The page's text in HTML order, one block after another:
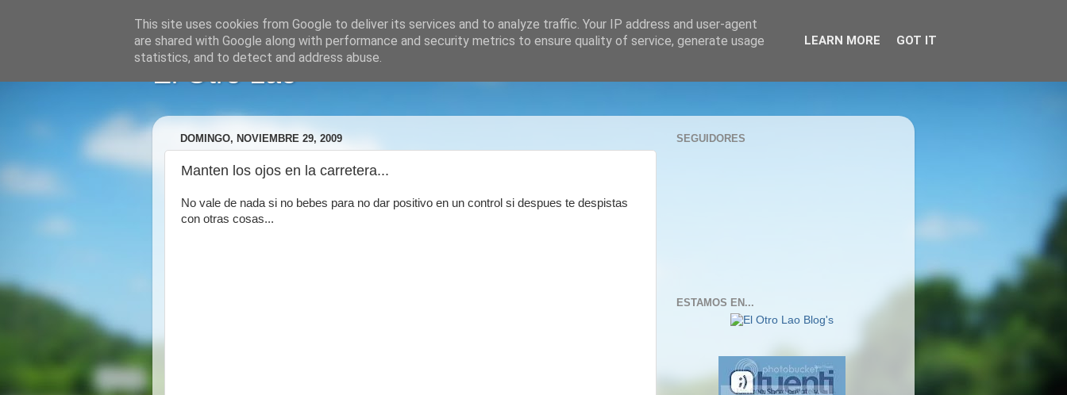
El Otro Lao
DOMINGO, NOVIEMBRE 29, 2009
Manten los ojos en la carretera...
No vale de nada si no bebes para no dar positivo en un control si despues te despistas
con otras cosas...
SEGUIDORES
ESTAMOS EN...
This site uses cookies from Google to deliver its services and to analyze traffic. Your IP address and user-agent
are shared with Google along with performance and security metrics to ensure quality of service, generate usage
statistics, and to detect and address abuse.
LEARN MORE GOT IT